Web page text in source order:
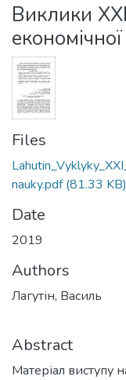
Statistics
Виклики
Files
nauky.pdf(81.33 KB)
Date
2019
Authors
Лагутін, Василь
Abstract
Матеріал виступу